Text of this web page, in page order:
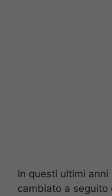
In questi ultimi anni
cambiato a seguito